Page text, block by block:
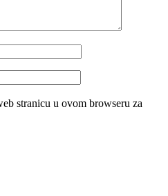
stranicu u ovom browseru za